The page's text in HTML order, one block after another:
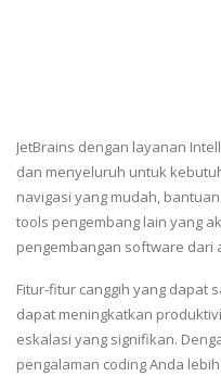
JetBrains dengan layanan
dan menyeluruh untuk
navigasi yang mudah,
tools pengembang lain yang
pengembangan software dari
Fitur-fitur canggih yang dapat
dapat meningkatkan
eskalasi yang signifikan.
pengalaman coding Anda